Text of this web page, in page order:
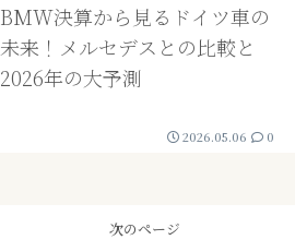
BMW決算から見るドイツ車の
未来！メルセデスとの比較と
2026年の大予測
2026.05.06 0
次のページ